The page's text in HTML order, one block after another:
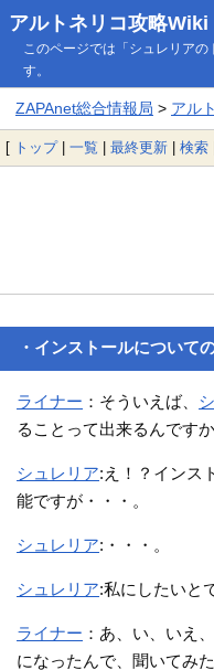
アルトネリコ攻略Wiki
このページでは「シュレリア
す。
ZAPAnet総合情報局 > アル
[ トップ| 一覧 | 最終更新 | 検索
・インストールについて
ライナー ：そういえば、
ることって出来るんです
シュレリア:え！？インス
能ですが・・・。
シュレリア:・・・。
シュレリア:私にしたいと
ライナー ：あ、い、いえ
になったんで、聞いてみた